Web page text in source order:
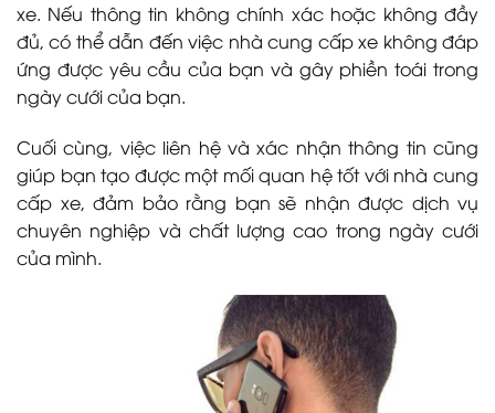
xe. Nếu thông tin không chính xác hoặc không đầy
đủ, có thể dẫn đến việc nhà cung cấp xe không đáp
ứng được yêu cầu của bạn và gây phiền toái trong
ngày cưới của bạn.
Cuối cùng, việc liên hệ và xác nhận thông tin cũng
giúp bạn tạo được một mối quan hệ tốt với nhà cung
cấp xe, đảm bảo rằng bạn sẽ nhận được dịch vụ
chuyên nghiệp và chất lượng cao trong ngày cưới
của mình.